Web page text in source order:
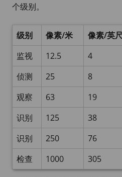
个级别。
级别 像素/米 像素/英尺
监视
12.5
4
侦测 25
8
观察
63
19
识别
125 38
识别
250 76
检查
1000 305